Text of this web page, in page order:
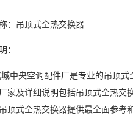
：吊顶式全热交换器
：
中央空调配件厂是专业的吊顶
家及详细说明包括吊顶式全热交
顶式全热交换器提供最全面参考